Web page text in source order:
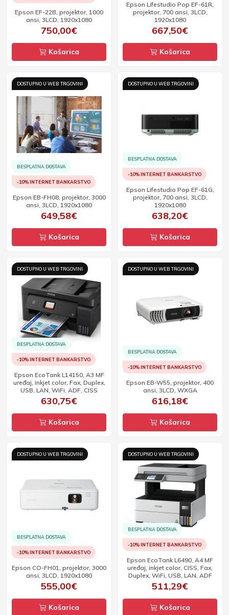
Epson EF-22B, projektor, 1000
ansi, 3LCD, 1920x1080
750,00€
Košarica
Epson Lifestudio Pop EF-61R,
projektor, 700 ansi, 3LCD,
1920x1080
667,50€
Košarica
DOSTUPNO U WEB TRGOVINI
BESPLATNA DOSTAVA
-10% INTERNET BANKARSTVO
Epson EB-FH08, projektor, 3000
ansi, 3LCD, 1920x1080
649,58€
Košarica
DOSTUPNO U WEB TRGOVINI
BESPLATNA DOSTAVA
-10% INTERNET BANKARSTVO
Epson Lifestudio Pop EF-61G,
projektor, 700 ansi, 3LCD,
1920x1080
638,20€
Košarica
DOSTUPNO U WEB TRGOVINI
BESPLATNA DOSTAVA
-10% INTERNET BANKARSTVO
Epson EcoTank L14150, A3 MF
uređaj, inkjet color, Fax, Duplex,
USB, LAN, WiFi, ADF, CISS
630,75€
Košarica
DOSTUPNO U WEB TRGOVINI
BESPLATNA DOSTAVA
-10% INTERNET BANKARSTVO
Epson EB-W55, projektor, 400
ansi, 3LCD, WXGA
616,18€
Košarica
DOSTUPNO U WEB TRGOVINI
BESPLATNA DOSTAVA
-10% INTERNET BANKARSTVO
Epson CO-FH01, projektor, 3000
ansi, 3LCD, 1920x1080
555,00€
Košarica
DOSTUPNO U WEB TRGOVINI
BESPLATNA DOSTAVA
-10% INTERNET BANKARSTVO
Epson EcoTank L6490, A4 MF
uređaj, inkjet color, CISS, Fax,
Duplex, WiFi, USB, LAN, ADF
511,29€
Košarica